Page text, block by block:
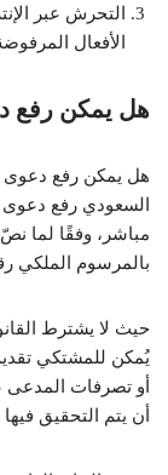
التحرش عبر
الأفعال
هل يمكن رفع
هل يمكن رفع دعوى
السعودي رفع
مباشر، وفقًا لما
بالمرسوم الملكي رقم (م/96) وتاريخ
حيث لا يشترط
يُمكن للمشتكي
أو تصرفات المدعى
أن يتم التحقيق